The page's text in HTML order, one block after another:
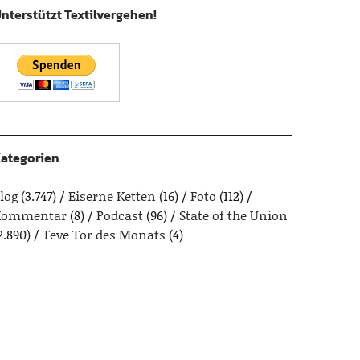
Textilvergehen!
(3.747) Eiserne Ketten (16) Foto (112)
(8) Podcast(96)
State of the Union
Teve Tor des Monats (4)